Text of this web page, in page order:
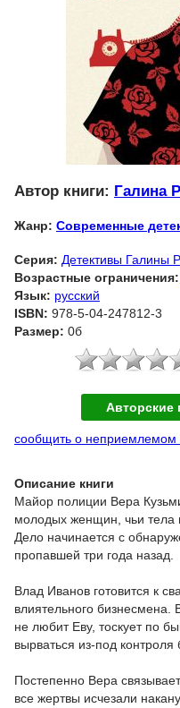
Автор книги: Галина
Жанр: Современные
Серия: Детективы
Возрастные ограничения:
Язык: русский
ISBN: 978-5-04-247812-3
Размер: 0б
Авторские
сообщить о
Описание книги
Майор полиции Вера
молодых женщин, чьи тела
Дело начинается с
пропавшей три года назад.
Влад Иванов готовится к
влиятельного бизнесмена.
не любит Еву, тоскует по
вырваться из-под контроля
Постепенно Вера
все жертвы исчезали